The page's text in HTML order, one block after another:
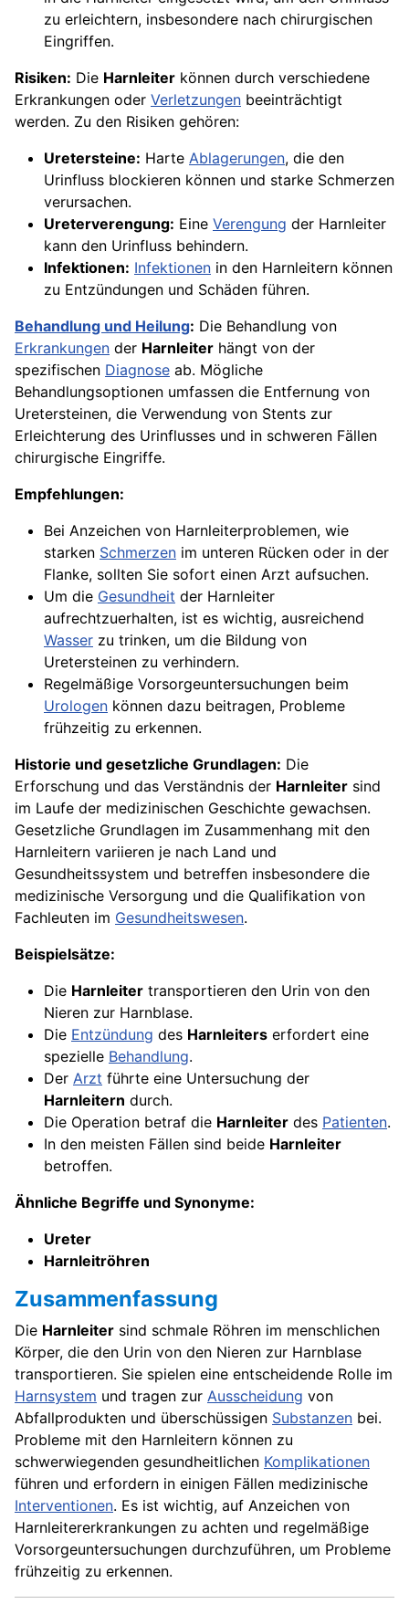
zu erleichtern, insbesondere nach chirurgischen
Eingriffen.
Risiken: Die Harnleiter können durch verschiedene
Erkrankungen oder Verletzungen beeinträchtigt
werden. Zu den Risiken gehören:
Uretersteine: Harte Ablagerungen, die den
Urinfluss blockieren können und starke Schmerzen
verursachen.
Ureterverengung: Eine Verengung der Harnleiter
kann den Urinfluss behindern.
Infektionen: Infektionen in den Harnleitern können
zu Entzündungen und Schäden führen.
Behandlung und Heilung: Die Behandlung von
Erkrankungen der Harnleiter hängt von der
spezifischen Diagnose ab. Mögliche
Behandlungsoptionen umfassen die Entfernung von
Uretersteinen, die Verwendung von Stents zur
Erleichterung des Urinflusses und in schweren Fällen
chirurgische Eingriffe.
Empfehlungen:
Bei Anzeichen von Harnleiterproblemen, wie
starken Schmerzen im unteren Rücken oder in der
Flanke, sollten Sie sofort einen Arzt aufsuchen.
Um die Gesundheit der Harnleiter
aufrechtzuerhalten, ist es wichtig, ausreichend
Wasser zu trinken, um die Bildung von
Uretersteinen zu verhindern.
Regelmäßige Vorsorgeuntersuchungen beim
Urologen können dazu beitragen, Probleme
frühzeitig zu erkennen.
Historie und gesetzliche Grundlagen: Die
Erforschung und das Verständnis der Harnleiter sind
im Laufe der medizinischen Geschichte gewachsen.
Gesetzliche Grundlagen im Zusammenhang mit den
Harnleitern variieren je nach Land und
Gesundheitssystem und betreffen insbesondere die
medizinische Versorgung und die Qualifikation von
Fachleuten im Gesundheitswesen.
Beispielsätze:
Die Harnleiter transportieren den Urin von den
Nieren zur Harnblase.
Die Entzündung des Harnleiters erfordert eine
spezielle Behandlung.
Der Arzt führte eine Untersuchung der
Harnleitern durch.
Die Operation betraf die Harnleiter des Patienten.
In den meisten Fällen sind beide Harnleiter
betroffen.
Ähnliche Begriffe und Synonyme:
Ureter
Harnleitröhren
Zusammenfassung
Die Harnleiter sind schmale Röhren im menschlichen
Körper, die den Urin von den Nieren zur Harnblase
transportieren. Sie spielen eine entscheidende Rolle im
Harnsystem und tragen zur Ausscheidung von
Abfallprodukten und überschüssigen Substanzen bei.
Probleme mit den Harnleitern können zu
schwerwiegenden gesundheitlichen Komplikationen
führen und erfordern in einigen Fällen medizinische
Interventionen. Es ist wichtig, auf Anzeichen von
Harnleitererkrankungen zu achten und regelmäßige
Vorsorgeuntersuchungen durchzuführen, um Probleme
frühzeitig zu erkennen.